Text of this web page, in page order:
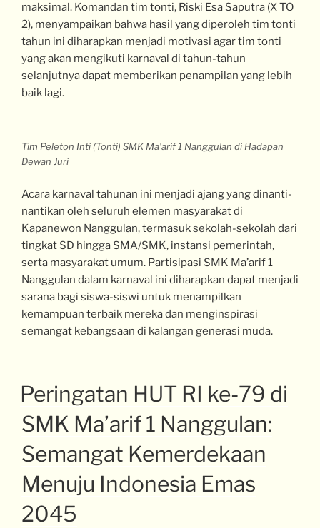
maksimal. Komandan tim tonti, Riski Esa Saputra (X TO
2), menyampaikan bahwa hasil yang diperoleh tim tonti
tahun ini diharapkan menjadi motivasi agar tim tonti
yang akan mengikuti karnaval di tahun-tahun
selanjutnya dapat memberikan penampilan yang lebih
baik lagi.
Tim Peleton Inti (Tonti) SMK Ma’arif 1 Nanggulan di Hadapan
Dewan Juri
Acara karnaval tahunan ini menjadi ajang yang dinanti-
nantikan oleh seluruh elemen masyarakat di
Kapanewon Nanggulan, termasuk sekolah-sekolah dari
tingkat SD hingga SMA/SMK, instansi pemerintah,
serta masyarakat umum. Partisipasi SMK Ma’arif 1
Nanggulan dalam karnaval ini diharapkan dapat menjadi
sarana bagi siswa-siswi untuk menampilkan
kemampuan terbaik mereka dan menginspirasi
semangat kebangsaan di kalangan generasi muda.
Peringatan HUT RI ke-79 di
SMK Ma’arif 1 Nanggulan:
Semangat Kemerdekaan
Menuju Indonesia Emas
2045